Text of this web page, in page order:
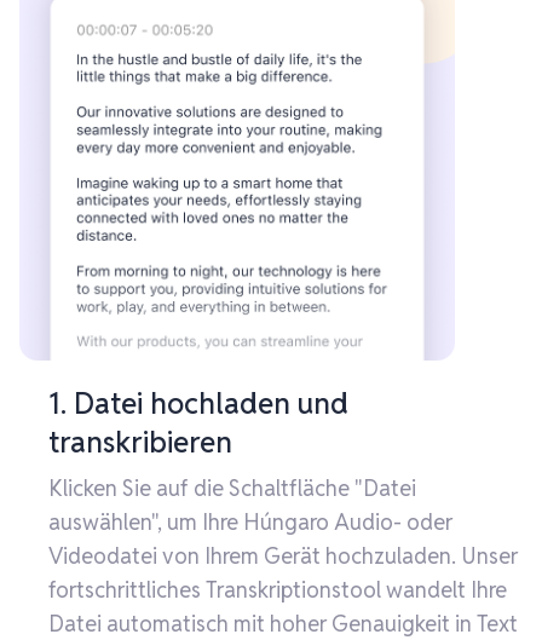
1. Datei hochladen und
transkribieren
Klicken Sie auf die Schaltfläche "Datei
auswählen", um Ihre Húngaro Audio- oder
Videodatei von Ihrem Gerät hochzuladen. Unser
fortschrittliches Transkriptionstool wandelt Ihre
Datei automatisch mit hoher Genauigkeit in Text